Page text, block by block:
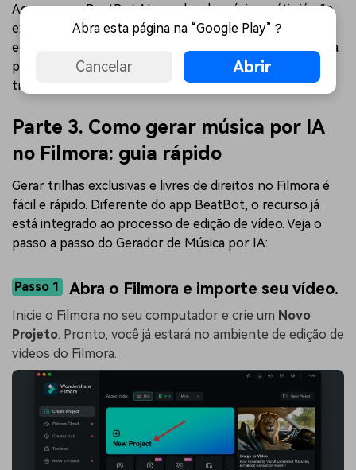
Agora que o BeatBot AI gerador de música grátis já não
existe, o Filmora entrega uma solução completa para
edição de vídeo e música. Seus recursos de IA facilitam a
produção e ajudam você a criar todo seu conteúdo sem
trocar de programa.
Parte 3. Como gerar música por IA
no Filmora: guia rápido
Gerar trilhas exclusivas e livres de direitos no Filmora é
fácil e rápido. Diferente do app BeatBot, o recurso já
está integrado ao processo de edição de vídeo. Veja o
passo a passo do Gerador de Música por IA:
Passo 1 Abra o Filmora e importe seu vídeo.
Inicie o Filmora no seu computador e crie um Novo
Projeto. Pronto, você já estará no ambiente de edição de
vídeos do Filmora.
Abra esta página na “Google Play”？
Cancelar Abrir